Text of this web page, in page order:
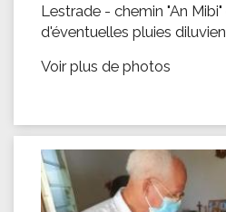
Lestrade - chemin "An
d'éventuelles pluies
Voir plus de photos